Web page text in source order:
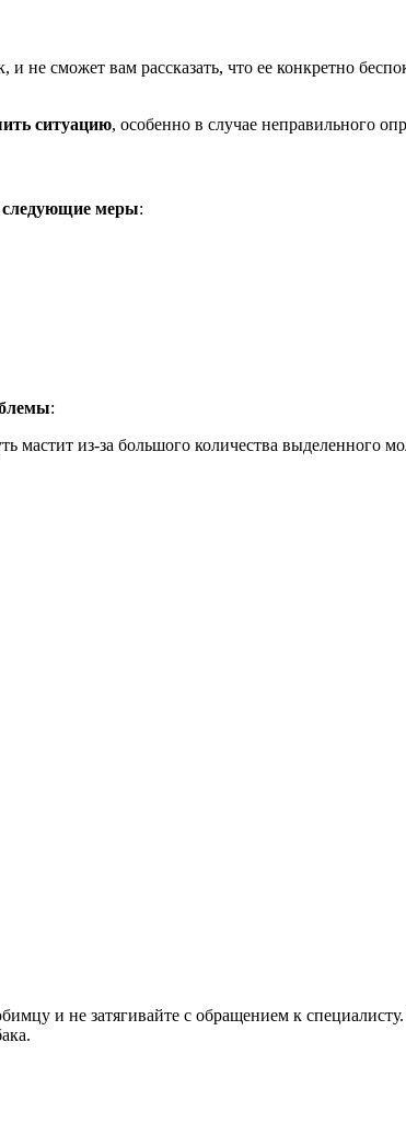
и не сможет вам рассказать, что ее конкретно
ситуацию, особенно в случае неправильного
меры:
:
мастит из-за большого количества выделенного
и не затягивайте с обращением к